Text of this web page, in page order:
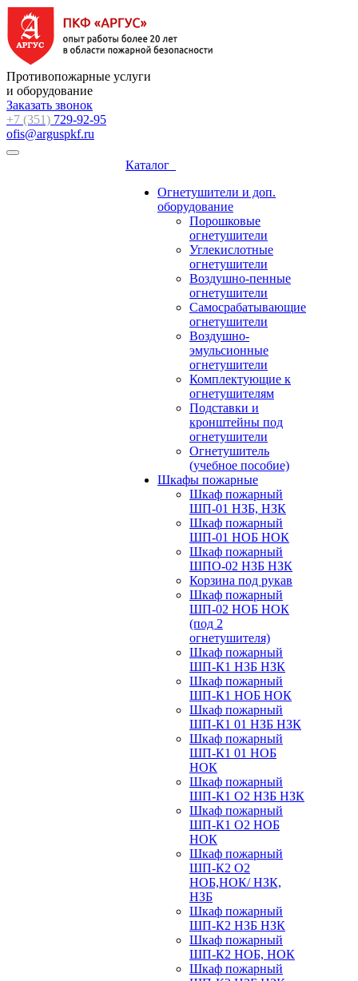
Противопожарные услуги
и оборудование
Заказать звонок
+7 (351) 729-92-95
ofis@arguspkf.ru
Каталог
Огнетушители и доп.
оборудование
Порошковые
огнетушители
Углекислотные
огнетушители
Воздушно-пенные
огнетушители
Самосрабатывающие
огнетушители
Воздушно-
эмульсионные
огнетушители
Комплектующие к
огнетушителям
Подставки и
кронштейны под
огнетушители
Огнетушитель
(учебное пособие)
Шкафы пожарные
Шкаф пожарный
ШП-01 НЗБ, НЗК
Шкаф пожарный
ШП-01 НОБ НОК
Шкаф пожарный
ШПО-02 НЗБ НЗК
Корзина под рукав
Шкаф пожарный
ШП-02 НОБ НОК
(под 2
огнетушителя)
Шкаф пожарный
ШП-К1 НЗБ НЗК
Шкаф пожарный
ШП-К1 НОБ НОК
Шкаф пожарный
ШП-К1 01 НЗБ НЗК
Шкаф пожарный
ШП-К1 01 НОБ
НОК
Шкаф пожарный
ШП-К1 О2 НЗБ НЗК
Шкаф пожарный
ШП-К1 О2 НОБ
НОК
Шкаф пожарный
ШП-К2 О2
НОБ,НОК/ НЗК,
НЗБ
Шкаф пожарный
ШП-К2 НЗБ НЗК
Шкаф пожарный
ШП-К2 НОБ, НОК
Шкаф пожарный